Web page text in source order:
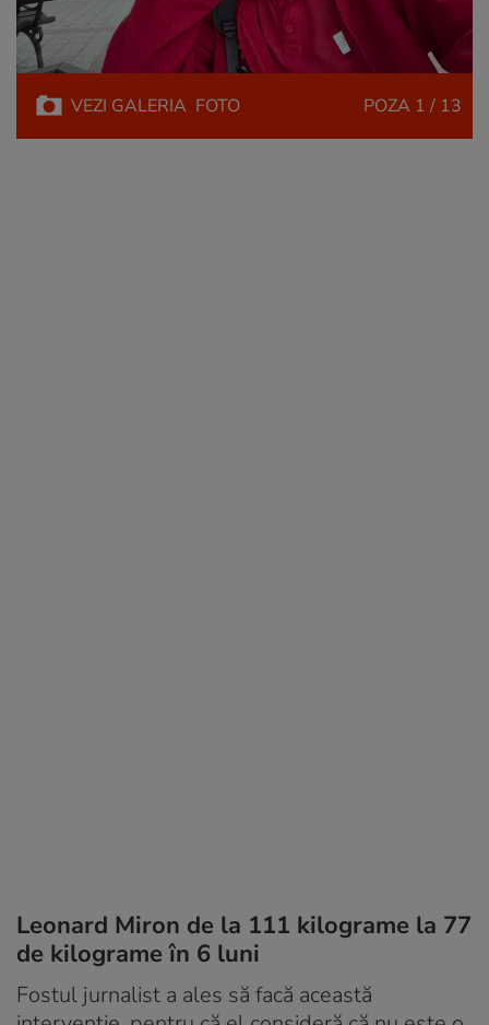
VEZI GALERIA FOTO POZA 1 / 13
Leonard Miron de la 111 kilograme la 77
de kilograme în 6 luni
Fostul jurnalist a ales să facă această